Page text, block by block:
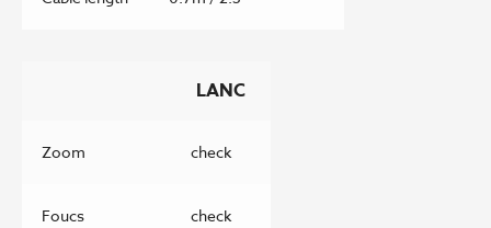
LANC
Zoom check
Foucs check